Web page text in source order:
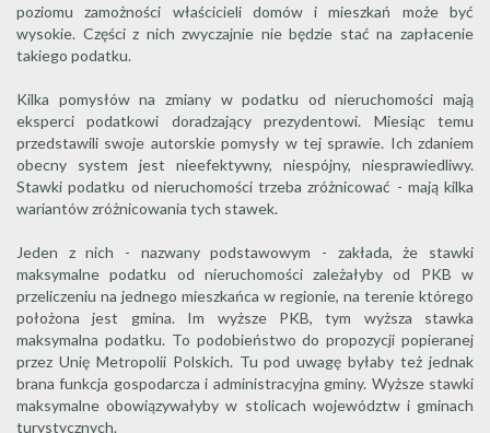
poziomu zamożności właścicieli domów i mieszkań może być
wysokie. Części z nich zwyczajnie nie będzie stać na zapłacenie
takiego podatku.
Kilka pomysłów na zmiany w podatku od nieruchomości mają
eksperci podatkowi doradzający prezydentowi. Miesiąc temu
przedstawili swoje autorskie pomysły w tej sprawie. Ich zdaniem
obecny system jest nieefektywny, niespójny, niesprawiedliwy.
Stawki podatku od nieruchomości trzeba zróżnicować - mają kilka
wariantów zróżnicowania tych stawek.
Jeden z nich - nazwany podstawowym - zakłada, że stawki
maksymalne podatku od nieruchomości zależałyby od PKB w
przeliczeniu na jednego mieszkańca w regionie, na terenie którego
położona jest gmina. Im wyższe PKB, tym wyższa stawka
maksymalna podatku. To podobieństwo do propozycji popieranej
przez Unię Metropolii Polskich. Tu pod uwagę byłaby też jednak
brana funkcja gospodarcza i administracyjna gminy. Wyższe stawki
maksymalne obowiązywałyby w stolicach województw i gminach
turystycznych.